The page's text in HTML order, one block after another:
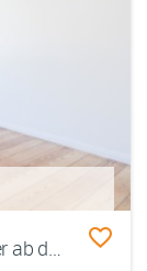
NEUGRÜNDUNG - 16 qm WG Zimmer ab dem 01.10 in Hamburg Harburg